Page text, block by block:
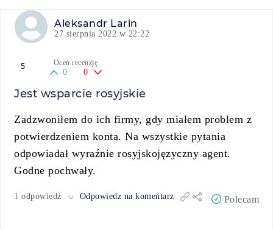
Aleksandr Larin
27 sierpnia 2022 w 22:22
5 Oceń recenzję
0 0
Jest wsparcie rosyjskie
Zadzwoniłem do ich firmy, gdy miałem problem z
potwierdzeniem konta. Na wszystkie pytania
odpowiadał wyraźnie rosyjskojęzyczny agent.
Godne pochwały.
1 odpowiedź Odpowiedz na komentarz Polecam